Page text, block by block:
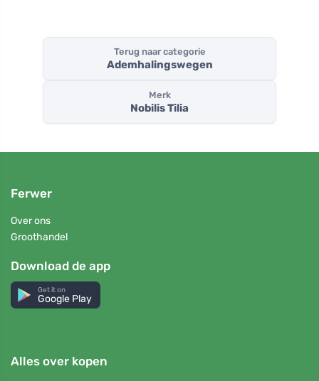
Terug naar categorie
Ademhalingswegen
Merk
Nobilis Tilia
Ferwer
Over ons
Groothandel
Download de app
Get it on
Google Play
Alles over kopen